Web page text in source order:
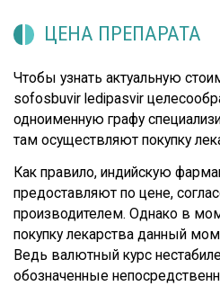
ЦЕНА ПРЕПАРАТА
Чтобы узнать актуальную
sofosbuvir ledipasvir
одноименную графу
там осуществляют покупку
Как правило, индийскую
предоставляют по цене,
производителем. Однако в
покупку лекарства данный
Ведь валютный курс
обозначенные